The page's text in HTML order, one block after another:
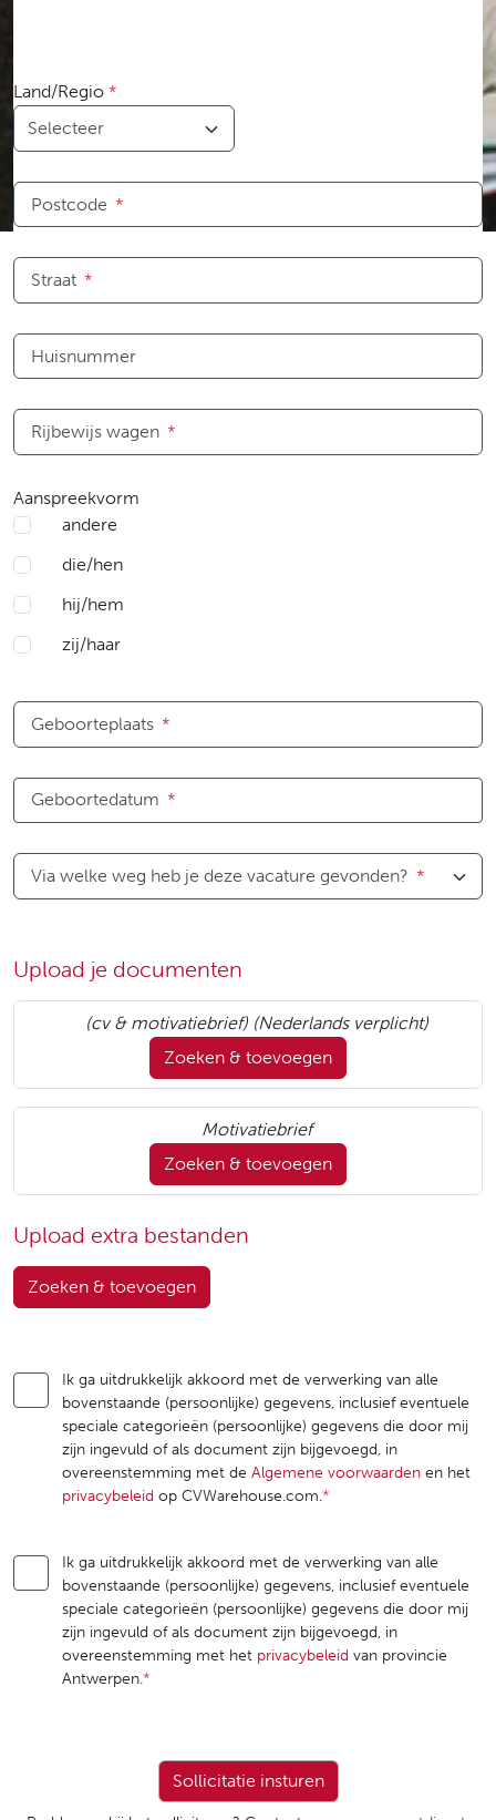
Land/Regio *
Postcode *
Straat *
Huisnummer
Rijbewijs wagen *
Aanspreekvorm
andere
die/hen
hij/hem
zij/haar
Geboorteplaats *
Geboortedatum *
Via welke weg heb je deze vacature gevonden? *
Upload je documenten
(cv & motivatiebrief) (Nederlands verplicht)
Zoeken & toevoegen
Motivatiebrief
Zoeken & toevoegen
Upload extra bestanden
Zoeken & toevoegen
Ik ga uitdrukkelijk akkoord met de verwerking van alle
bovenstaande (persoonlijke) gegevens, inclusief eventuele
speciale categorieën (persoonlijke) gegevens die door mij
zijn ingevuld of als document zijn bijgevoegd, in
overeenstemming met de Algemene voorwaarden en het
privacybeleid op CVWarehouse.com.*
Ik ga uitdrukkelijk akkoord met de verwerking van alle
bovenstaande (persoonlijke) gegevens, inclusief eventuele
speciale categorieën (persoonlijke) gegevens die door mij
zijn ingevuld of als document zijn bijgevoegd, in
overeenstemming met het privacybeleid van provincie
Antwerpen.*